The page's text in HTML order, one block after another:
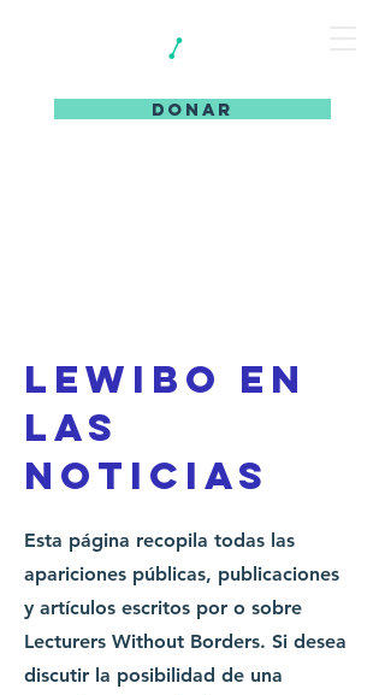
DONAR
Lewibo en
las
noticias
Esta página recopila todas las
apariciones públicas, publicaciones
y artículos escritos por o sobre
Lecturers Without Borders. Si desea
discutir la posibilidad de una